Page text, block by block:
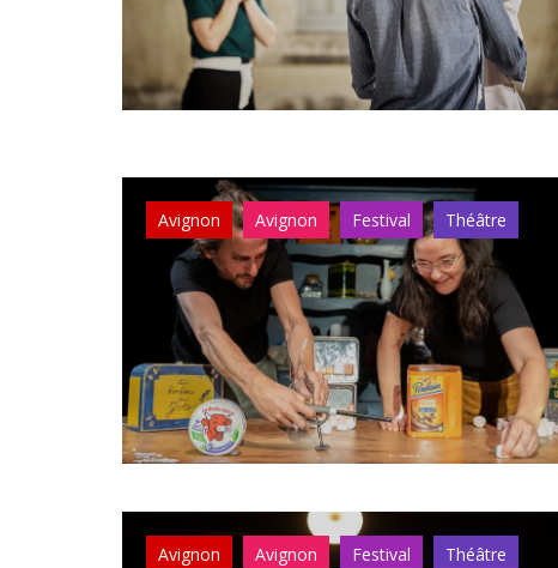
Avignon Avignon Festival Théâtre
Avignon Avignon Festival Théâtre